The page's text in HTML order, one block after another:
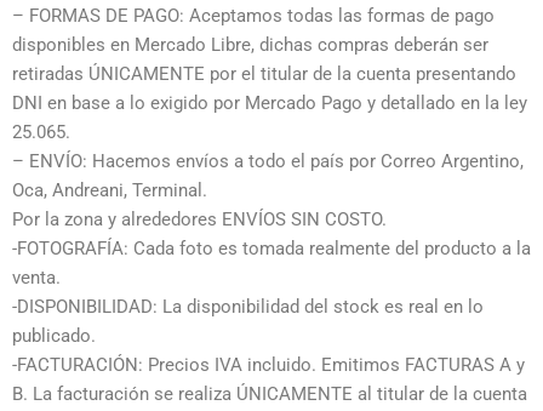
– FORMAS DE PAGO: Aceptamos todas las formas de pago
disponibles en Mercado Libre, dichas compras deberán ser
retiradas ÚNICAMENTE por el titular de la cuenta presentando
DNI en base a lo exigido por Mercado Pago y detallado en la ley
25.065.
– ENVÍO: Hacemos envíos a todo el país por Correo Argentino,
Oca, Andreani, Terminal.
Por la zona y alrededores ENVÍOS SIN COSTO.
-FOTOGRAFÍA: Cada foto es tomada realmente del producto a la
venta.
-DISPONIBILIDAD: La disponibilidad del stock es real en lo
publicado.
-FACTURACIÓN: Precios IVA incluido. Emitimos FACTURAS A y
B. La facturación se realiza ÚNICAMENTE al titular de la cuenta